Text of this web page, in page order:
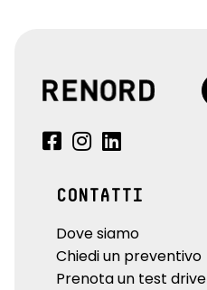
CONTATTI
Dove siamo
Chiedi un preventivo
Prenota un test drive